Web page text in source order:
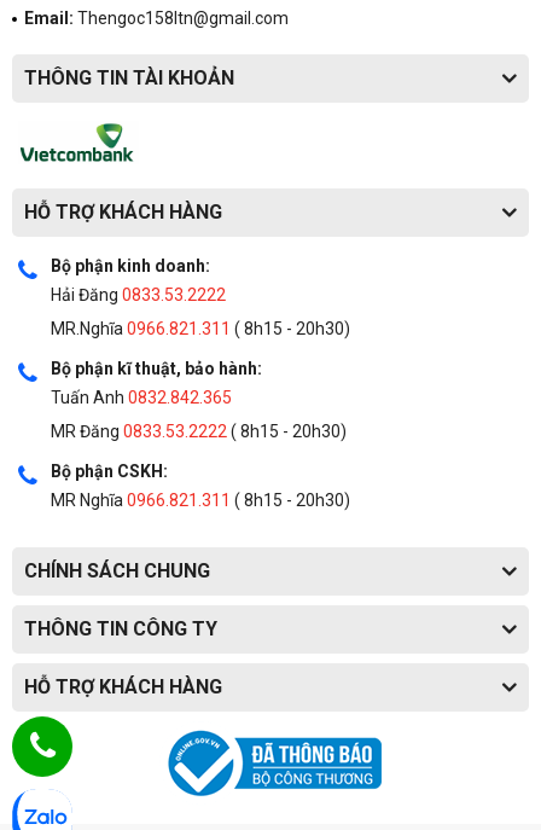
Email: Thengoc158ltn@gmail.com
THÔNG TIN TÀI KHOẢN
HỖ TRỢ KHÁCH HÀNG
Bộ phận kinh doanh:
Hải Đăng 0833.53.2222
MR.Nghĩa0966.821.311 ( 8h15 - 20h30)
Bộ phận kĩ thuật, bảo hành:
Tuấn Anh 0832.842.365
MR Đăng 0833.53.2222( 8h15 - 20h30)
Bộ phận CSKH:
MR Nghĩa0966.821.311 ( 8h15 - 20h30)
CHÍNH SÁCH CHUNG
THÔNG TIN CÔNG TY
HỖ TRỢ KHÁCH HÀNG